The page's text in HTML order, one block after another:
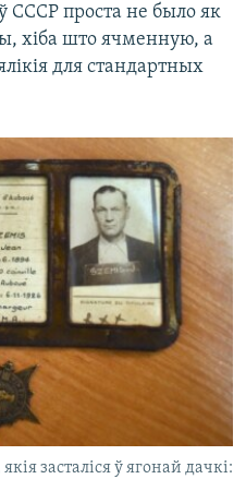
СССР проста не было як
хіба што ячменную, а
для стандартных
засталіся ў ягонай дачкі: